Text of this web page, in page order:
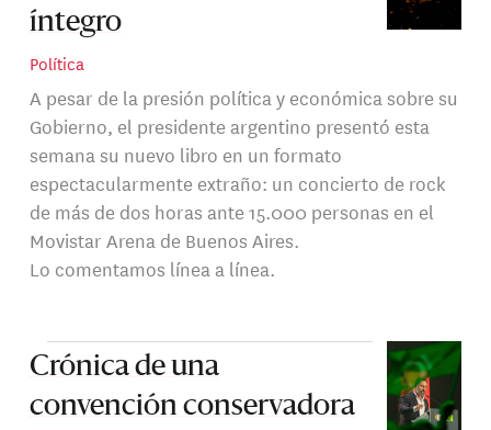
íntegro
Política
A pesar de la presión política y económica sobre su
Gobierno, el presidente argentino presentó esta
semana su nuevo libro en un formato
espectacularmente extraño: un concierto de rock
de más de dos horas ante 15.000 personas en el
Movistar Arena de Buenos Aires.
Lo comentamos línea a línea.
Crónica de una
convención conservadora